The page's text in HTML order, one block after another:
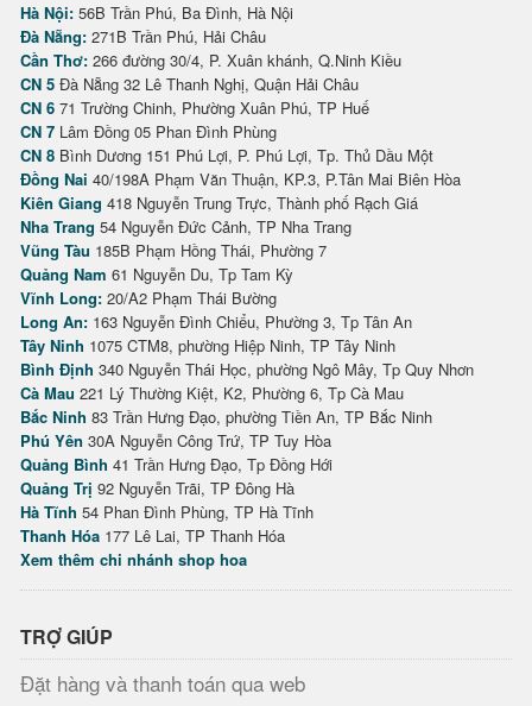
Hà Nội: 56B Trần Phú, Ba Đình, Hà Nội
Đà Nẵng: 271B Trần Phú, Hải Châu
Cần Thơ: 266 đường 30/4, P. Xuân khánh, Q.Ninh Kiều
CN 5 Đà Nẵng 32 Lê Thanh Nghị, Quận Hải Châu
CN 6 71 Trường Chinh, Phường Xuân Phú, TP Huế
CN 7 Lâm Đồng 05 Phan Đình Phùng
CN 8 Bình Dương 151 Phú Lợi, P. Phú Lợi, Tp. Thủ Dầu Một
Đồng Nai 40/198A Phạm Văn Thuận, KP.3, P.Tân Mai Biên Hòa
Kiên Giang 418 Nguyễn Trung Trực, Thành phố Rạch Giá
Nha Trang 54 Nguyễn Đức Cảnh, TP Nha Trang
Vũng Tàu 185B Phạm Hồng Thái, Phường 7
Quảng Nam 61 Nguyễn Du, Tp Tam Kỳ
Vĩnh Long: 20/A2 Phạm Thái Bường
Long An: 163 Nguyễn Đình Chiểu, Phường 3, Tp Tân An
Tây Ninh 1075 CTM8, phường Hiệp Ninh, TP Tây Ninh
Bình Định 340 Nguyễn Thái Học, phường Ngô Mây, Tp Quy Nhơn
Cà Mau 221 Lý Thường Kiệt, K2, Phường 6, Tp Cà Mau
Bắc Ninh 83 Trần Hưng Đạo, phường Tiền An, TP Bắc Ninh
Phú Yên 30A Nguyễn Công Trứ, TP Tuy Hòa
Quảng Bình 41 Trần Hưng Đạo, Tp Đồng Hới
Quảng Trị 92 Nguyễn Trãi, TP Đông Hà
Hà Tĩnh 54 Phan Đình Phùng, TP Hà Tĩnh
Thanh Hóa 177 Lê Lai, TP Thanh Hóa
Xem thêm chi nhánh shop hoa
TRỢ GIÚP
Đặt hàng và thanh toán qua web